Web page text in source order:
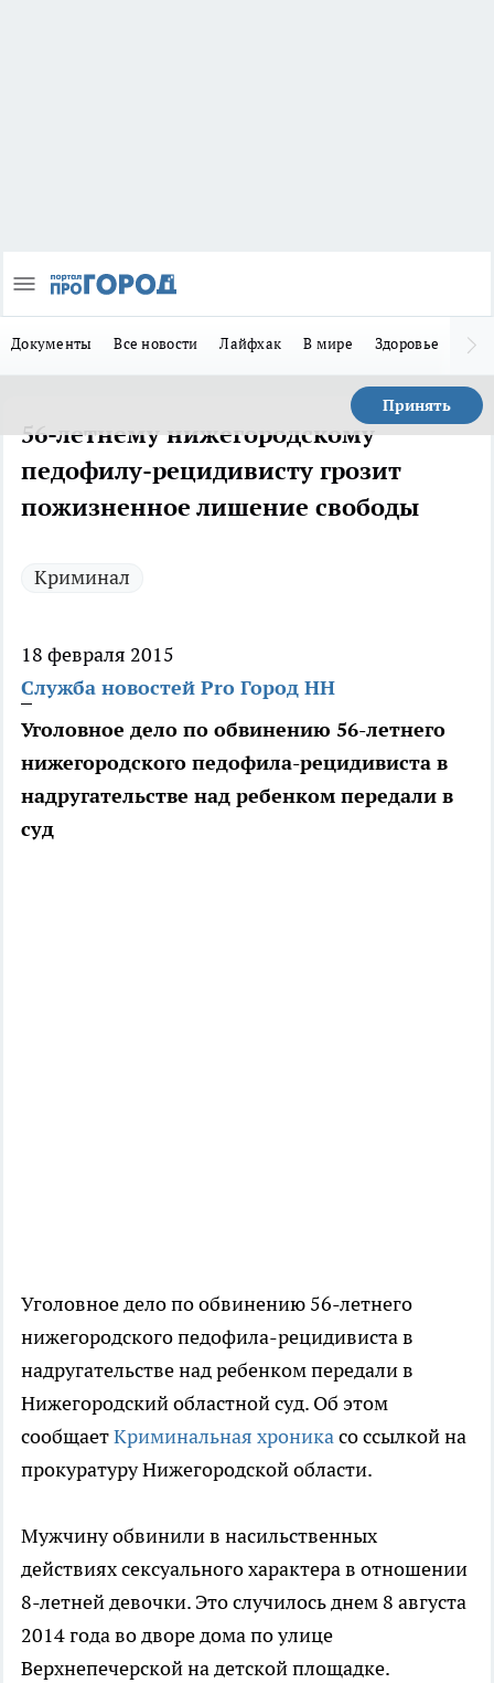
Документы Все новости Лайфхак В мире Здоровье
Принять
56-летнему нижегородскому
педофилу-рецидивисту грозит
пожизненное лишение свободы
Криминал
18 февраля 2015
Служба новостей Pro Город НН
Уголовное дело по обвинению 56-летнего
нижегородского педофила-рецидивиста в
надругательстве над ребенком передали в
суд
Уголовное дело по обвинению 56-летнего
нижегородского педофила-рецидивиста в
надругательстве над ребенком передали в
Нижегородский областной суд. Об этом
сообщаетКриминальная хроникасо ссылкой на
прокуратуру Нижегородской области.
Мужчину обвинили в насильственных
действиях сексуального характера в отношении
8-летней девочки. Это случилось днем 8 августа
2014 года во дворе дома по улице
Верхнепечерской на детской площадке.